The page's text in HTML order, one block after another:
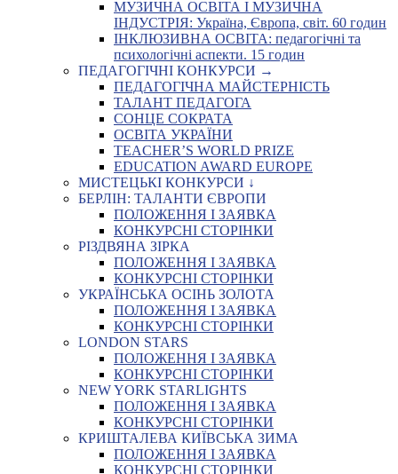
МУЗИЧНА ОСВІТА І МУЗИЧНА
ІНДУСТРІЯ: Україна, Європа, світ. 60 годин
ІНКЛЮЗИВНА ОСВІТА: педагогічні та
психологічні аспекти. 15 годин
ПЕДАГОГІЧНІ КОНКУРСИ →
ПЕДАГОГІЧНА МАЙСТЕРНІСТЬ
ТАЛАНТ ПЕДАГОГА
СОНЦЕ СОКРАТА
ОСВІТА УКРАЇНИ
TEACHER’S WORLD PRIZE
EDUCATION AWARD EUROPE
МИСТЕЦЬКІ КОНКУРСИ ↓
БЕРЛІН: ТАЛАНТИ ЄВРОПИ
ПОЛОЖЕННЯ І ЗАЯВКА
КОНКУРСНІ СТОРІНКИ
РІЗДВЯНА ЗІРКА
ПОЛОЖЕННЯ І ЗАЯВКА
КОНКУРСНІ СТОРІНКИ
УКРАЇНСЬКА ОСІНЬ ЗОЛОТА
ПОЛОЖЕННЯ І ЗАЯВКА
КОНКУРСНІ СТОРІНКИ
LONDON STARS
ПОЛОЖЕННЯ І ЗАЯВКА
КОНКУРСНІ СТОРІНКИ
NEW YORK STARLIGHTS
ПОЛОЖЕННЯ І ЗАЯВКА
КОНКУРСНІ СТОРІНКИ
КРИШТАЛЕВА КИЇВСЬКА ЗИМА
ПОЛОЖЕННЯ І ЗАЯВКА
КОНКУРСНІ СТОРІНКИ